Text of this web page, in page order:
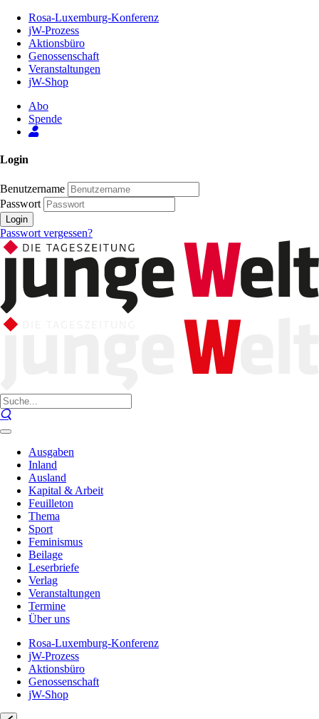
Inhalt
Seite
Rosa-Luxemburg-Konferenz
jW-Prozess
Aktionsbüro
Genossenschaft
Veranstaltungen
jW-Shop
Abo
Spende
Login
Benutzername
Passwort
Login
Passwort vergessen?
Ausgaben
Inland
Ausland
Kapital & Arbeit
Feuilleton
Thema
Sport
Feminismus
Beilage
Leserbriefe
Verlag
Veranstaltungen
Termine
Über uns
Rosa-Luxemburg-Konferenz
jW-Prozess
Aktionsbüro
Genossenschaft
jW-Shop